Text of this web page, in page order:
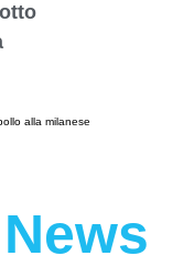
alla milanese